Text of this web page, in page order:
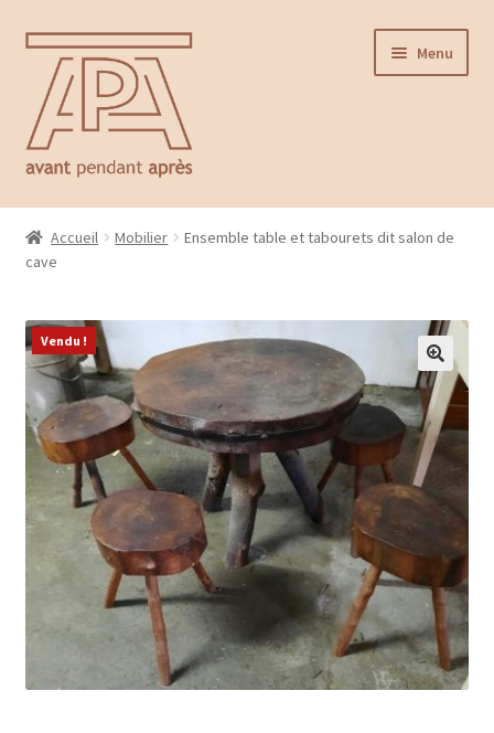
Aller
navigation
Aller
contenu
Menu
Accueil
Catalogue
enfant
Contact
Accueil Mobilier
Ensemble table et tabourets dit salon de
cave
Vendu !